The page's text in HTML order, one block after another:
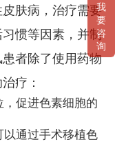
肤病，治疗需要
惯等因素，并制
者除了使用药物
疗：
促进色素细胞的
通过手术移植色
我
要
咨
询